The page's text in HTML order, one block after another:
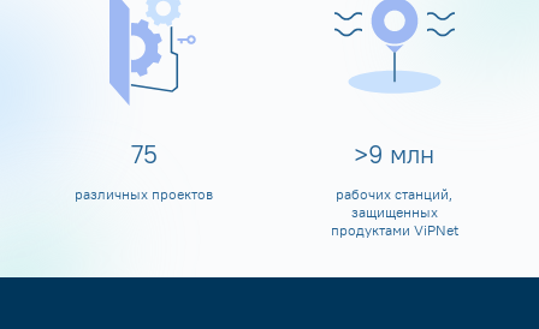
80
различных проектов
>10 млн
рабочих станций,
защищенных
продуктами ViPNet